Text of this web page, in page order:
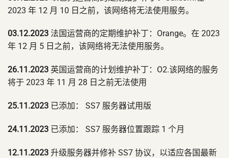
2023 年 12 月 10 日之前，该网络将无法使用服务。
03.12.2023 法国运营商的定期维护补丁：Orange。在 2023
年 12 月 5 日之前，该网络将无法使用服务。
26.11.2023 英国运营商的计划维护补丁：O2.该网络的服务
将于 2023 年 11 月 28 日之前无法使用
25.11.2023 已添加： SS7 服务器试用版
24.11.2023 已添加： SS7 服务器位置跟踪 1 个月
12.11.2023 升级服务器并修补 SS7 协议，以适应各国最新